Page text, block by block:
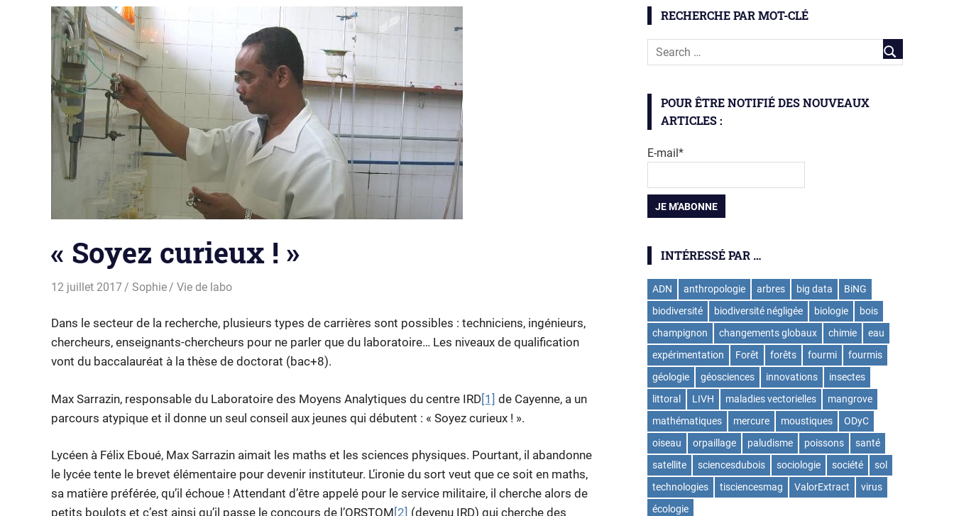
« Soyez curieux ! »
12 juillet 2017 Sophie Vie de labo
Dans le secteur de la recherche, plusieurs types de carrières sont possibles : techniciens, ingénieurs,
chercheurs, enseignants-chercheurs pour ne parler que du laboratoire… Les niveaux de qualification
vont du baccalauréat à la thèse de doctorat (bac+8).
Max Sarrazin, responsable du Laboratoire des Moyens Analytiques du centre IRD[1] de Cayenne, a un
parcours atypique et il donne un seul conseil aux jeunes qui débutent : « Soyez curieux ! ».
Lycéen à Félix Eboué, Max Sarrazin aimait les maths et les sciences physiques. Pourtant, il abandonne
le lycée tente le brevet élémentaire pour devenir instituteur. L’ironie du sort veut que ce soit en maths,
sa matière préférée, qu’il échoue ! Attendant d’être appelé pour le service militaire, il cherche alors de
petits boulots et c’est ainsi qu’il passe le concours de l’ORSTOM [2] (devenu IRD) qui cherche des
RECHERCHE PAR MOT-CLÉ
POUR ÊTRE NOTIFIÉ DES NOUVEAUX
ARTICLES :
E-mail*
INTÉRESSÉ PAR …
ADN anthropologie arbres big data
BiNG
biodiversité
biodiversité négligée biologie
bois
champignon
changements globaux chimie
eau
expérimentation
Forêt forêts fourmi
fourmis
géologie
géosciences innovations
insectes
littoral
LIVH maladies vectorielles
mangrove
mathématiques
mercure moustiques
ODyC
oiseau
orpaillage paludisme poissons
santé
satellite
sciencesdubois sociologie société
sol
technologies
tisciencesmag ValorExtract
virus
écologie